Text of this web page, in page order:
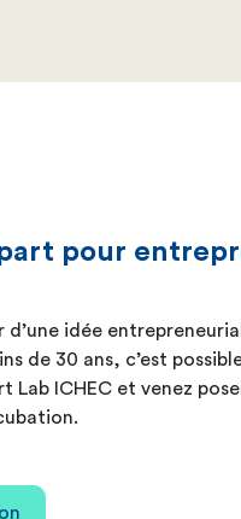
pour
idée
de 30 ans, c’est
Lab ICHEC et venez